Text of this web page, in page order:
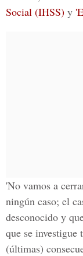
Social (IHSS) y
'No vamos a
ningún caso; el
desconocido y
que se investigue
(últimas)